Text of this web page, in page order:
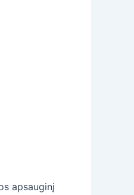
apsauginį